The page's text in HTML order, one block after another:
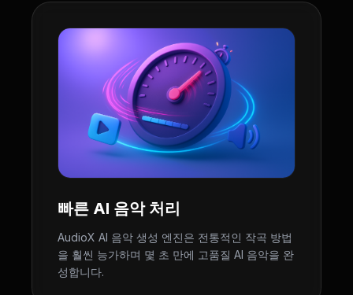
빠른 AI 음악 처리
AudioX AI 음악 생성 엔진은 전통적인 작곡 방법
을 훨씬 능가하며 몇 초 만에 고품질 AI 음악을 완
성합니다.